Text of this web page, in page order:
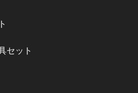
セット